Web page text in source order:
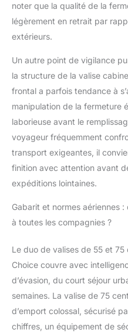
noter que la qualité de la
légèrement en retrait par
extérieurs.
Un autre point de vigilance
la structure de la valise
frontal a parfois tendance à
manipulation de la fermeture
laborieuse avant le
voyageur fréquemment
transport exigeantes, il
finition avec attention avant
expéditions lointaines.
Gabarit et normes aériennes
à toutes les compagnies ?
Le duo de valises de 55 et
Choice couvre avec
d’évasion, du court séjour
semaines. La valise de 75
d’emport colossal, sécurisé
chiffres, un équipement de